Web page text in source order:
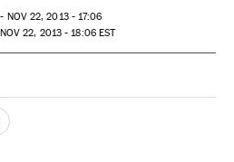
NOV22, 2013 - 17:06
NOV 22, 2013 - 18:06EST
Sociales